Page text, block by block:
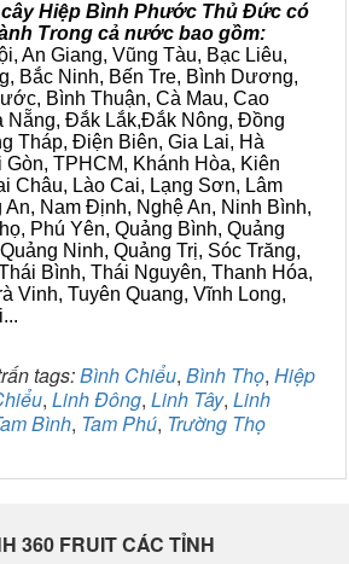
Hiệp Bình Phước Thủ Đức có
Trong cả nước bao gồm:
An Giang, Vũng Tàu, Bạc Liêu,
Bắc Ninh, Bến Tre, Bình Dương,
Bình Thuận, Cà Mau, Cao
Nẵng, Đắk Lắk,Đắk Nông, Đồng
Tháp, Điện Biên, Gia Lai, Hà
TPHCM, Khánh Hòa, Kiên
Châu, Lào Cai, Lạng Sơn, Lâm
Nam Định, Nghệ An, Ninh Bình,
Phú Yên, Quảng Bình, Quảng
Ninh, Quảng Trị, Sóc Trăng,
Bình, Thái Nguyên, Thanh Hóa,
Vinh, Tuyên Quang, Vĩnh Long,
tags:Bình Chiểu, Bình Thọ, Hiệp
, Linh Đông, Linh Tây, Linh
Bình, Tam Phú, Trường Thọ
360 FRUIT CÁC TỈNH